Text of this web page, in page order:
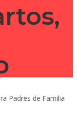
Padres de Familia